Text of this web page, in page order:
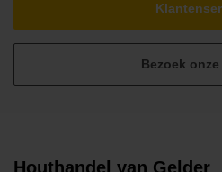
Bezoek
Houthandel van Gelder